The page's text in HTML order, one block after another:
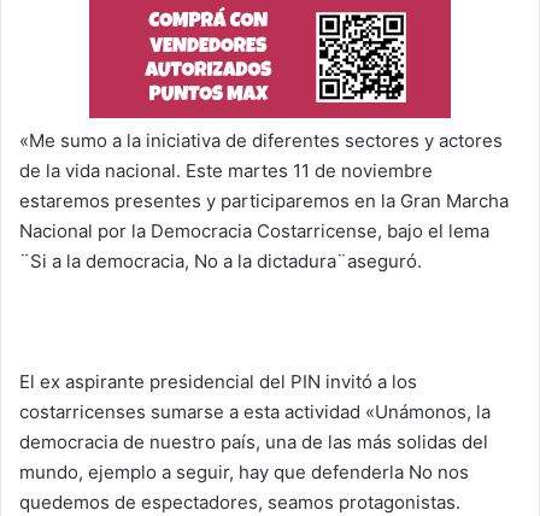
«Me sumo a la iniciativa de diferentes sectores y actores
de la vida nacional. Este martes 11 de noviembre
estaremos presentes y participaremos en la Gran Marcha
Nacional por la Democracia Costarricense, bajo el lema
¨Si a la democracia, No a la dictadura¨aseguró.
El ex aspirante presidencial del PIN invitó a los
costarricenses sumarse a esta actividad «Unámonos, la
democracia de nuestro país, una de las más solidas del
mundo, ejemplo a seguir, hay que defenderla No nos
quedemos de espectadores, seamos protagonistas.